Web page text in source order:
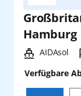
Hamburg
Schiff:
AIDAsol
Verfügbare